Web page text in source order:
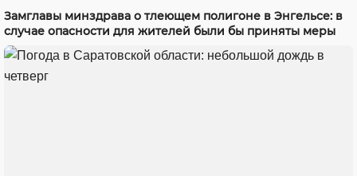
Замглавы минздрава о тлеющем полигоне в Энгельсе: в
случае опасности для жителей были бы приняты меры